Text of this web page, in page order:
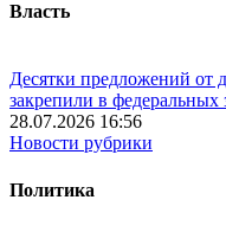
Власть
Десятки предложений от
закрепили в федеральных
28.07.2026 16:56
Новости рубрики
Политика